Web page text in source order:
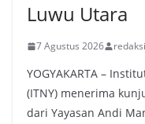
Luwu Utara
7 Agustus 2026 redaksi
YOGYAKARTA –
(ITNY) menerima
dari Yayasan Andi